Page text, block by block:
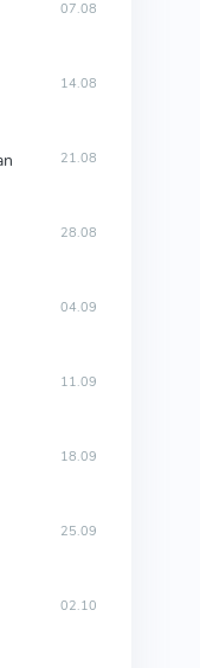
07.08
14.08
21.08
28.08
04.09
11.09
18.09
25.09
02.10